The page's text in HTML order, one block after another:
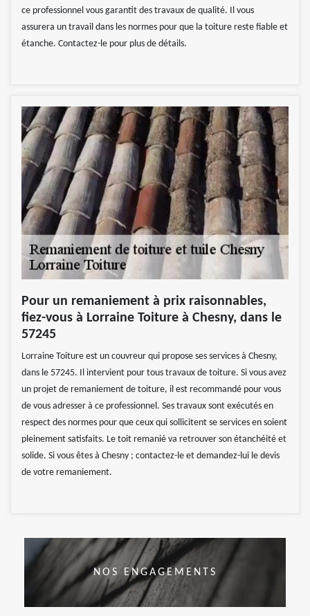
ce professionnel vous garantit des travaux de qualité. Il vous
assurera un travail dans les normes pour que la toiture reste fiable et
étanche. Contactez-le pour plus de détails.
Pour un remaniement à prix raisonnables,
fiez-vous à Lorraine Toiture à Chesny, dans le
57245
Lorraine Toiture est un couvreur qui propose ses services à Chesny,
dans le 57245. Il intervient pour tous travaux de toiture. Si vous avez
un projet de remaniement de toiture, il est recommandé pour vous
de vous adresser à ce professionnel. Ses travaux sont exécutés en
respect des normes pour que ceux qui sollicitent se services en soient
pleinement satisfaits. Le toit remanié va retrouver son étanchéité et
solide. Si vous êtes à Chesny ; contactez-le et demandez-lui le devis
de votre remaniement.
NOS ENGAGEMENTS